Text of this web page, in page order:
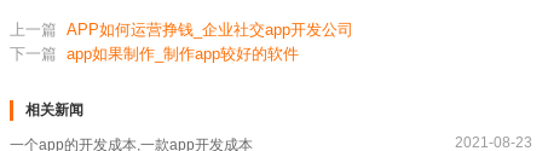
上一篇 APP如何运营挣钱_企业社交app开发公司
下一篇 app如果制作_制作app较好的软件
相关新闻
一个app的开发成本,一款app开发成本 2021-08-23